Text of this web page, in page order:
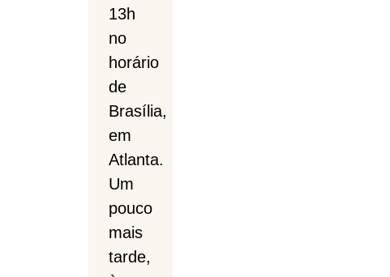
13h
no
horário
de
Brasília,
em
Atlanta.
Um
pouco
mais
tarde,